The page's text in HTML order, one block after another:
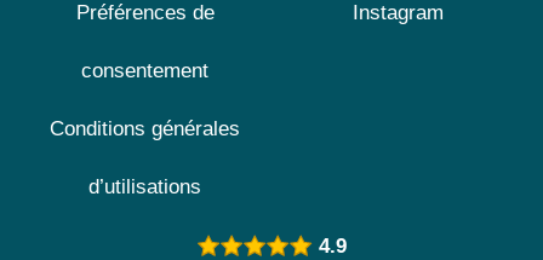
Préférences de
consentement
Conditions générales
d’utilisations
Instagram
4.9